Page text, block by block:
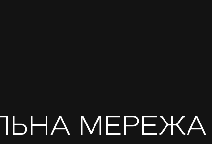
МЕРЕЖА